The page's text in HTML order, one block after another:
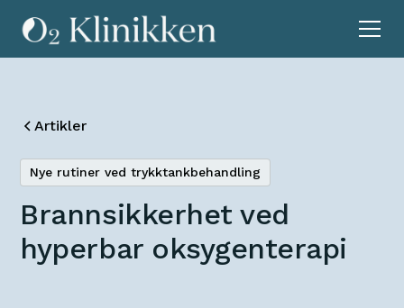
Artikler
Nye rutiner ved trykktankbehandling
Brannsikkerhet ved
hyperbar oksygenterapi